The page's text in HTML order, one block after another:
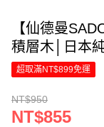
【仙德曼
積層木│日本
超取滿NT$899免運
NT$950
NT$855